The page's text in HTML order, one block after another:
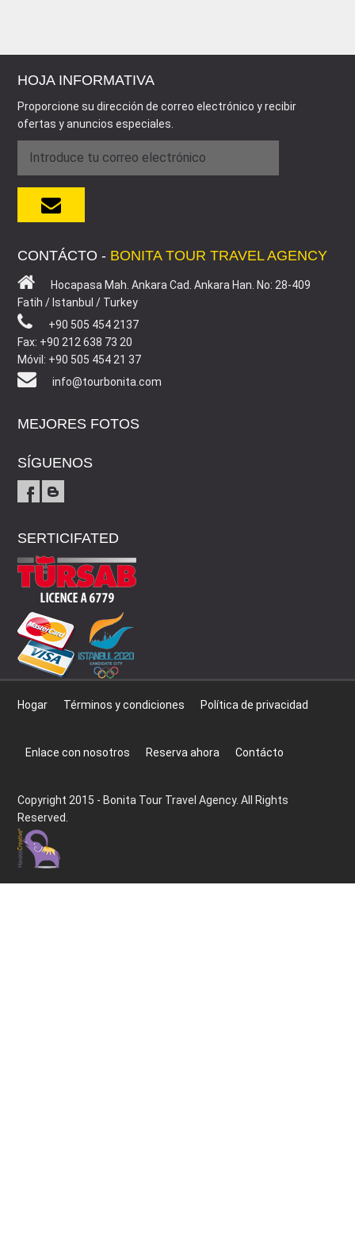
HOJA INFORMATIVA
Proporcione su dirección de correo electrónico y recibir
ofertas y anuncios especiales.
CONTÁCTO - BONITA TOUR TRAVEL AGENCY
Hocapasa Mah. Ankara Cad. Ankara Han. No: 28-409
Fatih / Istanbul / Turkey
+90 505 454 2137
Fax: +90 212 638 73 20
Móvil: +90 505 454 21 37
info@tourbonita.com
MEJORES FOTOS
SÍGUENOS
SERTICIFATED
Hogar Términos y condiciones Política de privacidad
Enlace con nosotros Reserva ahora Contácto
Copyright 2015 - Bonita Tour Travel Agency. All Rights
Reserved.